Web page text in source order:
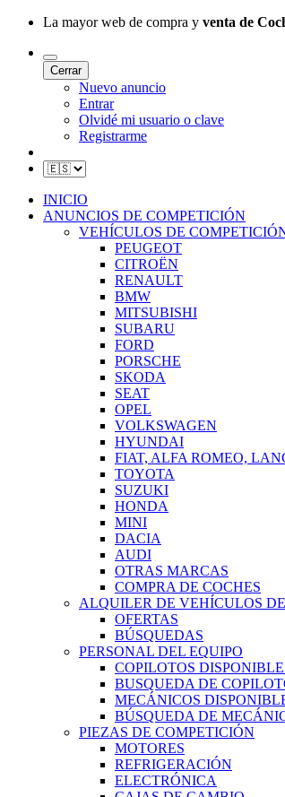
La mayor web de compra y venta de
Cerrar
Nuevo anuncio
Entrar
Olvidé mi usuario o clave
Registrarme
INICIO
ANUNCIOS DE COMPETICIÓN
VEHÍCULOS DE
PEUGEOT
CITROËN
RENAULT
BMW
MITSUBISHI
SUBARU
FORD
PORSCHE
SKODA
SEAT
OPEL
VOLKSWAGEN
HYUNDAI
FIAT, ALFA ROMEO,
TOYOTA
SUZUKI
HONDA
MINI
DACIA
AUDI
OTRAS MARCAS
COMPRA DE COCHES
ALQUILER DE VEHÍCULOS
OFERTAS
BÚSQUEDAS
PERSONAL DEL EQUIPO
COPILOTOS
BUSQUEDA DE
MECÁNICOS
BÚSQUEDA DE
PIEZAS DE COMPETICIÓN
MOTORES
REFRIGERACIÓN
ELECTRÓNICA